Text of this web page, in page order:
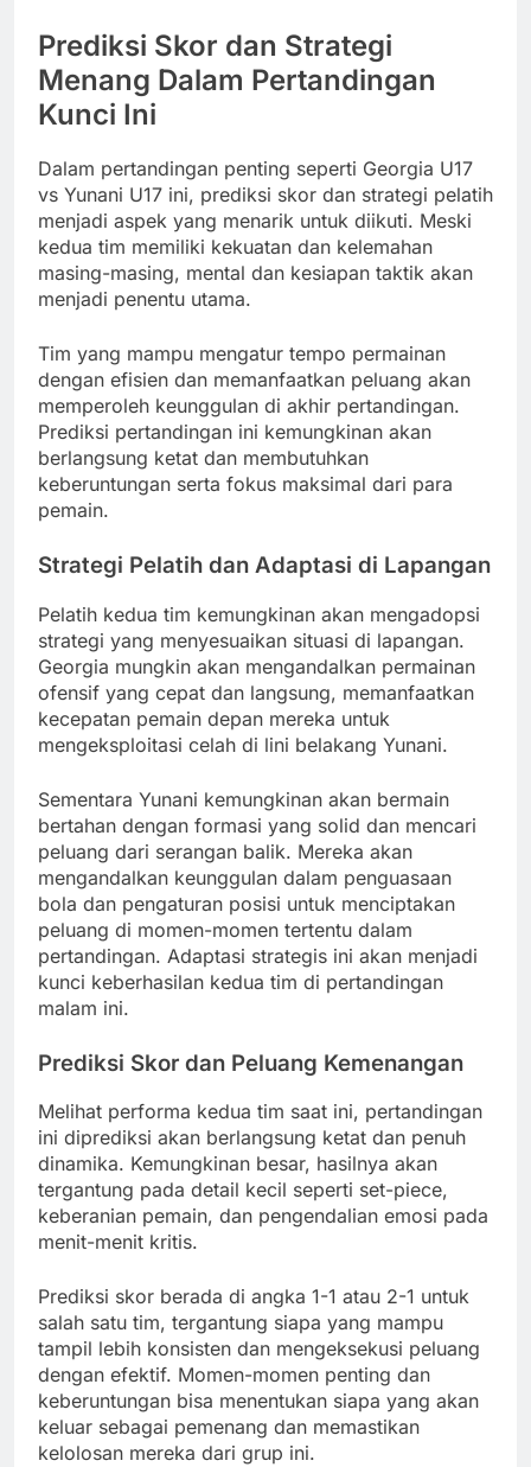
Prediksi Skor dan Strategi
Menang Dalam Pertandingan
Kunci Ini
Dalam pertandingan penting seperti Georgia U17
vs Yunani U17 ini, prediksi skor dan strategi pelatih
menjadi aspek yang menarik untuk diikuti. Meski
kedua tim memiliki kekuatan dan kelemahan
masing-masing, mental dan kesiapan taktik akan
menjadi penentu utama.
Tim yang mampu mengatur tempo permainan
dengan efisien dan memanfaatkan peluang akan
memperoleh keunggulan di akhir pertandingan.
Prediksi pertandingan ini kemungkinan akan
berlangsung ketat dan membutuhkan
keberuntungan serta fokus maksimal dari para
pemain.
Strategi Pelatih dan Adaptasi di Lapangan
Pelatih kedua tim kemungkinan akan mengadopsi
strategi yang menyesuaikan situasi di lapangan.
Georgia mungkin akan mengandalkan permainan
ofensif yang cepat dan langsung, memanfaatkan
kecepatan pemain depan mereka untuk
mengeksploitasi celah di lini belakang Yunani.
Sementara Yunani kemungkinan akan bermain
bertahan dengan formasi yang solid dan mencari
peluang dari serangan balik. Mereka akan
mengandalkan keunggulan dalam penguasaan
bola dan pengaturan posisi untuk menciptakan
peluang di momen-momen tertentu dalam
pertandingan. Adaptasi strategis ini akan menjadi
kunci keberhasilan kedua tim di pertandingan
malam ini.
Prediksi Skor dan Peluang Kemenangan
Melihat performa kedua tim saat ini, pertandingan
ini diprediksi akan berlangsung ketat dan penuh
dinamika. Kemungkinan besar, hasilnya akan
tergantung pada detail kecil seperti set-piece,
keberanian pemain, dan pengendalian emosi pada
menit-menit kritis.
Prediksi skor berada di angka 1-1 atau 2-1 untuk
salah satu tim, tergantung siapa yang mampu
tampil lebih konsisten dan mengeksekusi peluang
dengan efektif. Momen-momen penting dan
keberuntungan bisa menentukan siapa yang akan
keluar sebagai pemenang dan memastikan
kelolosan mereka dari grup ini.